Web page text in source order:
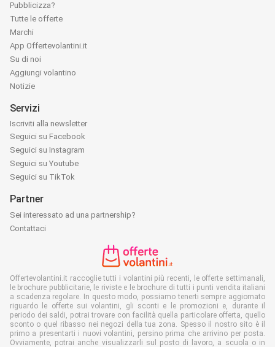
Pubblicizza?
Tutte le offerte
Marchi
App Offertevolantini.it
Su di noi
Aggiungi volantino
Notizie
Servizi
Iscriviti alla newsletter
Seguici su Facebook
Seguici su Instagram
Seguici su Youtube
Seguici su TikTok
Partner
Sei interessato ad una partnership?
Contattaci
Offertevolantini.it raccoglie tutti i volantini più recenti, le offerte settimanali,
le brochure pubblicitarie, le riviste e le brochure di tutti i punti vendita italiani
a scadenza regolare. In questo modo, possiamo tenerti sempre aggiornato
riguardo le offerte sui volantini, gli sconti e le promozioni e, durante il
periodo dei saldi, potrai trovare con facilità quella particolare offerta, quello
sconto o quel ribasso nei negozi della tua zona. Spesso il nostro sito è il
primo a presentarti i nuovi volantini, persino prima che arrivino per posta.
Ovviamente, potrai anche visualizzarli sul posto di lavoro, a scuola o in